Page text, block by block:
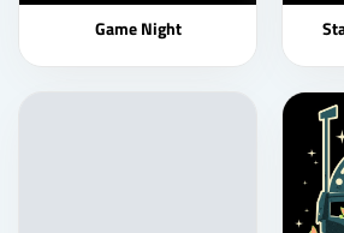
Game Night